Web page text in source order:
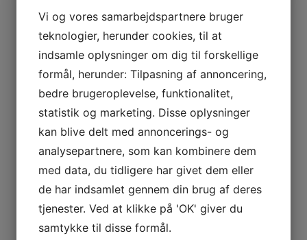
Sportsgrene
Løb og motion
Afdelingsledelse
Onlinetilmelding
Padel
Regler
Betaling / Priser
Faste tider
Pay and play
Sponsorer
Afdelingsledelse
Badminton
Nyheder
Velkommen
Online tilmelding
Afdelingsledelse
Billedarkiv
Vi og vores samarbejdspartnere bruger
teknologier, herunder cookies, til at
indsamle oplysninger om dig til forskellige
formål, herunder: Tilpasning af annoncering,
bedre brugeroplevelse, funktionalitet,
statistik og marketing. Disse oplysninger
kan blive delt med annoncerings- og
analysepartnere, som kan kombinere dem
med data, du tidligere har givet dem eller
de har indsamlet gennem din brug af deres
tjenester. Ved at klikke på 'OK' giver du
samtykke til disse formål.